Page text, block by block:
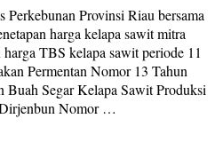
Provinsi Riau bersama
harga kelapa sawit mitra
TBS kelapa sawit periode 11
Permentan Nomor 13 Tahun
Buah Segar Kelapa Sawit Produksi
Nomor …